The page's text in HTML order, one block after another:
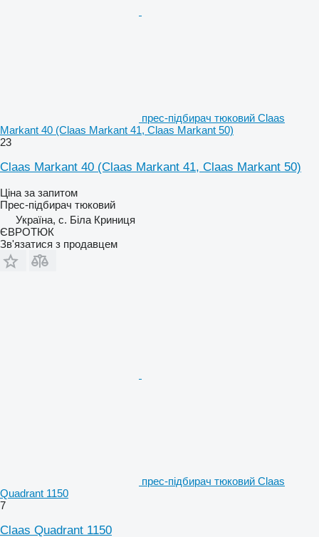
прес-підбирач тюковий Claas
Markant 40 (Claas Markant 41, Claas Markant 50)
23
Claas Markant 40 (Claas Markant 41, Claas Markant 50)
Ціна за запитом
Прес-підбирач тюковий
Україна, с. Біла Криниця
ЄВРОТЮК
Зв'язатися з продавцем
прес-підбирач тюковий Claas
Quadrant 1150
7
Claas Quadrant 1150